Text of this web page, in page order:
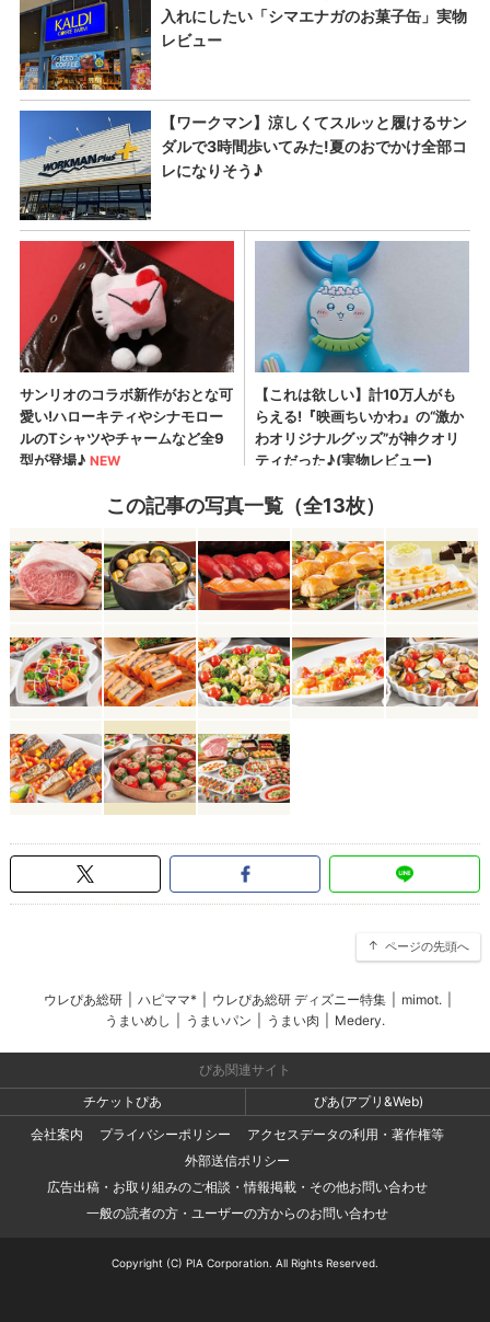
この記事の写真一覧（全13枚）
ページの先頭へ
ウレぴあ総研 ハピママ* ウレぴあ総研 ディズニー特集 mimot.
うまいめし
うまいパン うまい肉 Medery.
ぴあ関連サイト
チケットぴあ
ぴあ(アプリ&Web)
会社案内
プライバシーポリシー
アクセスデータの利用・著作権等
外部送信ポリシー
広告出稿・お取り組みのご相談・情報掲載・その他お問い合わせ
一般の読者の方・ユーザーの方からのお問い合わせ
Copyright (C) PIA Corporation. All Rights Reserved.